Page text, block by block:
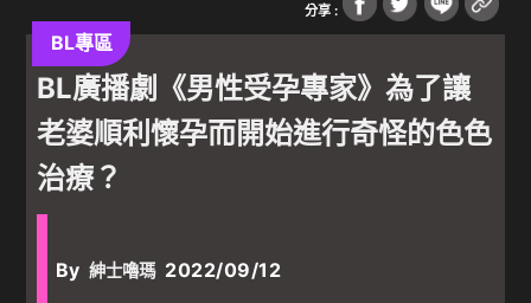
分享 :
BL專區
BL廣播劇《男性受孕專家》為了讓
老婆順利懷孕而開始進行奇怪的色色
治療？
By 紳士嚕瑪 2022/09/12